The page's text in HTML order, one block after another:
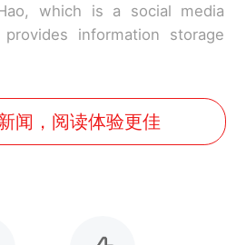
which is a social media
information storage
闻，阅读体验更佳